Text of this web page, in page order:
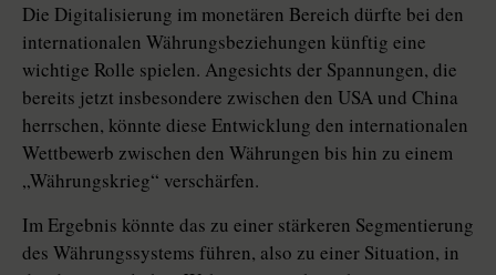
Die Digitalisierung im monetären Bereich dürfte bei den
internationalen Währungsbeziehungen künftig eine
wichtige Rolle spielen. Angesichts der Spannungen, die
bereits jetzt insbesondere zwischen den USA und China
herrschen, könnte diese Entwicklung den internationalen
Wettbewerb zwischen den Währungen bis hin zu einem
„Währungskrieg“ verschärfen.
Im Ergebnis könnte das zu einer stärkeren Segmentierung
des Währungssystems führen, also zu einer Situation, in